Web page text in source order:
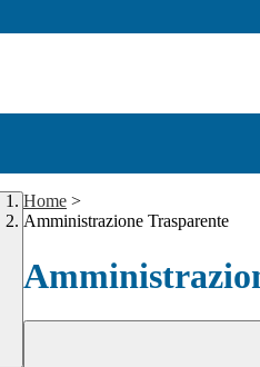
Home >
Amministrazione Trasparente